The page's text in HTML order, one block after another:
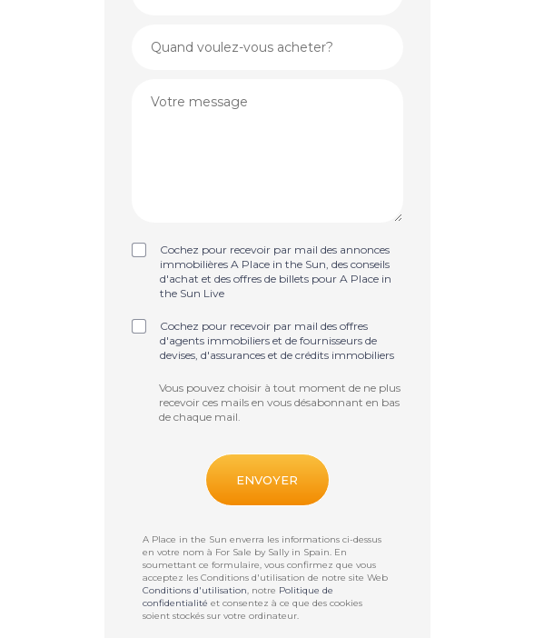
Cochez pour recevoir par mail des annonces
immobilières A Place in the Sun, des conseils
d'achat et des offres de billets pour A Place in
the Sun Live
Cochez pour recevoir par mail des offres
d'agents immobiliers et de fournisseurs de
devises, d'assurances et de crédits immobiliers
Vous pouvez choisir à tout moment de ne plus
recevoir ces mails en vous désabonnant en bas
de chaque mail.
A Place in the Sun enverra les informations ci-dessus
en votre nom à For Sale by Sally in Spain. En
soumettant ce formulaire, vous confirmez que vous
acceptez les Conditions d'utilisation de notre site Web
Conditions d'utilisation, notre Politique de
confidentialité et consentez à ce que des cookies
soient stockés sur votre ordinateur.